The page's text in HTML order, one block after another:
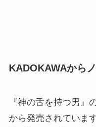
KADOKAWAから
『神の舌を持つ男』
から発売されています